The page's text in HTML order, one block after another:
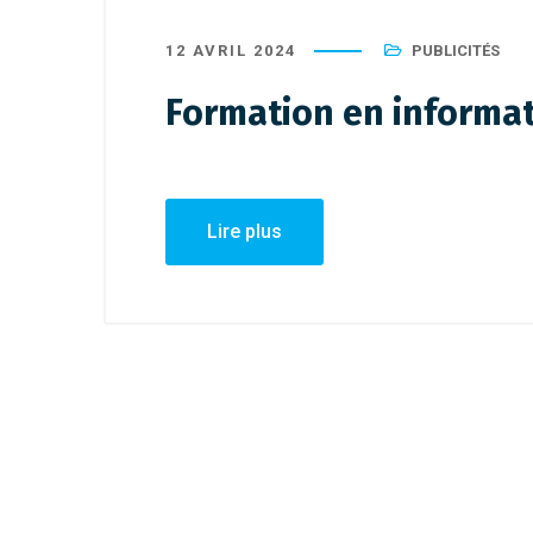
12 AVRIL 2024 PUBLICITÉS
Formation en
Lire plus